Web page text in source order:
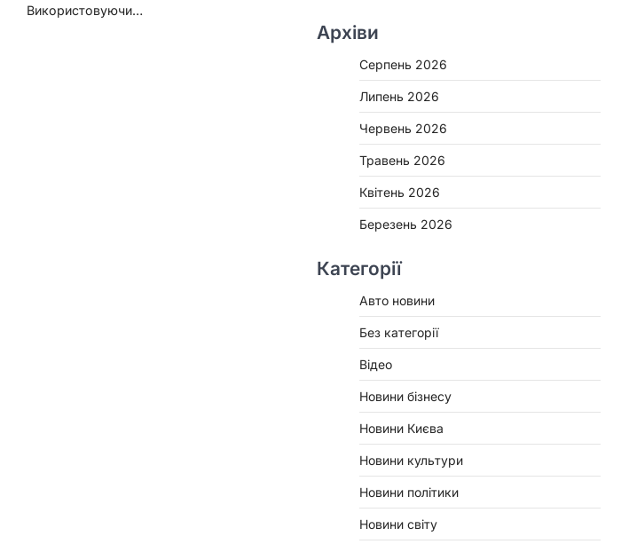
Використовуючи…
Архіви
Серпень 2026
Липень 2026
Червень 2026
Травень 2026
Квітень 2026
Березень 2026
Категорії
Авто новини
Без категорії
Відео
Новини бізнесу
Новини Києва
Новини культури
Новини політики
Новини світу